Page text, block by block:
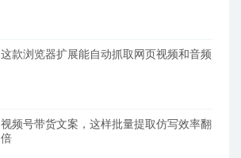
这款浏览器扩展能自动抓取网页视频和音频
视频号带货文案，这样批量提取仿写效率翻
倍